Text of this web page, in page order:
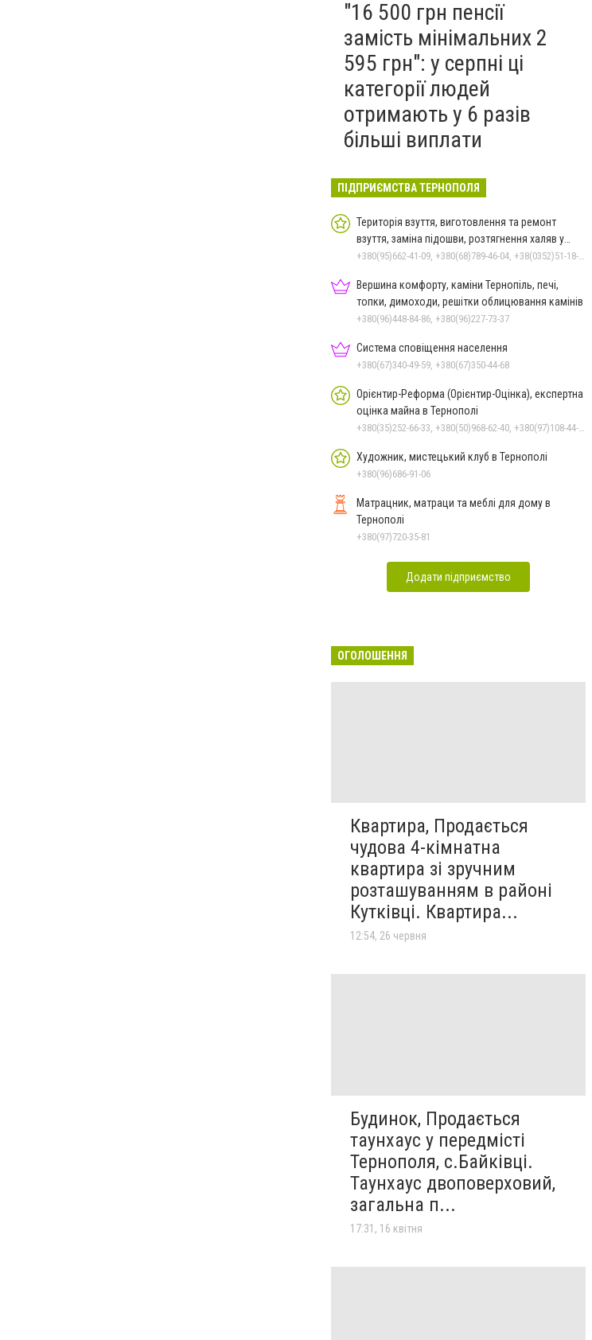
"16 500 грн пенсії
замість мінімальних 2
595 грн": у серпні ці
категорії людей
отримають у 6 разів
більші виплати
ПІДПРИЄМСТВА ТЕРНОПОЛЯ
Територія взуття, виготовлення та ремонт
взуття, заміна підошви, розтягнення халяв у
Тернополі
+380(95)662-41-09, +380(68)789-46-04, +38(0352)51-18-18, +380(35)251-15-51
Вершина комфорту, каміни Тернопіль, печі,
топки, димоходи, решітки облицювання камінів
+380(96)448-84-86, +380(96)227-73-37
Система сповіщення населення
+380(67)340-49-59, +380(67)350-44-68
Орієнтир-Реформа (Орієнтир-Оцінка), експертна
оцінка майна в Тернополі
+380(35)252-66-33, +380(50)968-62-40, +380(97)108-44-83, +380(35)225-44-34, +380(35)243-08-64
Художник, мистецький клуб в Тернополі
+380(96)686-91-06
Матрацник, матраци та меблі для дому в
Тернополі
+380(97)720-35-81
Додати підприємство
ОГОЛОШЕННЯ
Квартира, Продається
чудова 4-кімнатна
квартира зі зручним
розташуванням в районі
Кутківці. Квартира...
12:54, 26 червня
Будинок, Продається
таунхаус у передмісті
Тернополя, с.Байківці.
Таунхаус двоповерховий,
загальна п...
17:31, 16 квітня